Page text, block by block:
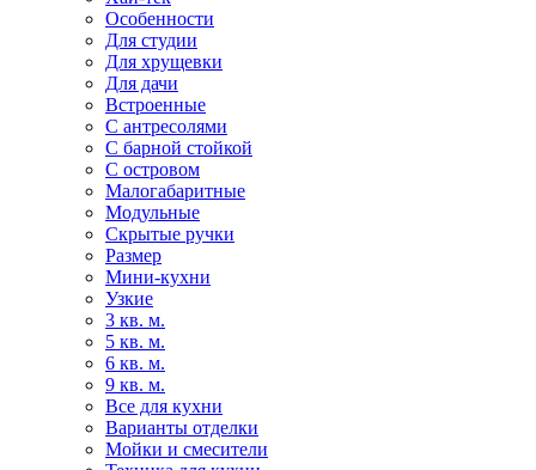
Особенности
Для студии
Для хрущевки
Для дачи
Встроенные
С антресолями
С барной стойкой
С островом
Малогабаритные
Модульные
Скрытые ручки
Размер
Мини-кухни
Узкие
3 кв. м.
5 кв. м.
6 кв. м.
9 кв. м.
Все для кухни
Варианты отделки
Мойки и смесители